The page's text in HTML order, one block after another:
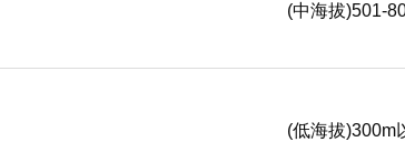
(中海拔)501-
(低海拔)300m